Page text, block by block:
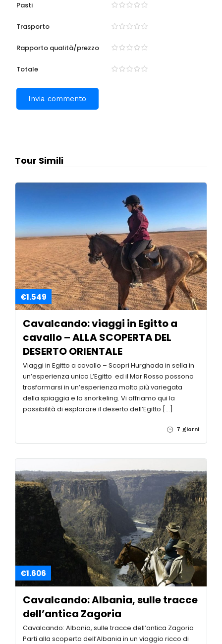
Pasti
Trasporto
Rapporto qualità/prezzo
Totale
Tour Simili
€1.549
Cavalcando: viaggi in Egitto a
cavallo – ALLA SCOPERTA DEL
DESERTO ORIENTALE
Viaggi in Egitto a cavallo – Scopri Hurghada in sella in
un’esperienza unica L’Egitto ed il Mar Rosso possono
trasformarsi in un’esperienza molto più variegata
della spiaggia e lo snorkeling. Vi offriamo qui la
possibilità di esplorare il deserto dell’Egitto […]
7 giorni
€1.606
Cavalcando: Albania, sulle tracce
dell’antica Zagoria
Cavalcando: Albania, sulle tracce dell’antica Zagoria
Parti alla scoperta dell’Albania in un viaggio ricco di